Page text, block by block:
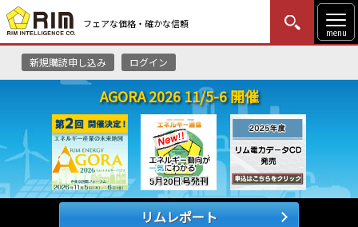
フェアな価格・確かな信頼
menu
新規購読申し込み ログイン
AGORA 2026 11/5-6 開催
MENU
はじめての方
マーケットニュース
リムレポート
リムレポート